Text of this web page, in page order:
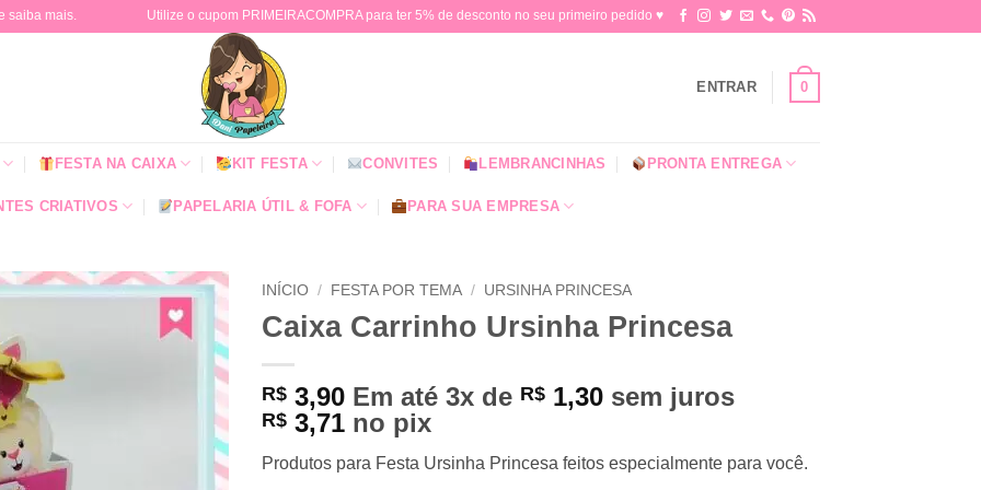
saiba mais. Utilize o cupom PRIMEIRACOMPRA para ter 5% de desconto no seu primeiro pedido ♥​
ENTRAR 0
FESTA NA CAIXA KIT FESTA CONVITES LEMBRANCINHAS PRONTA ENTREGA
CRIATIVOS PAPELARIA ÚTIL & FOFA PARA SUA EMPRESA
INÍCIO / FESTA POR TEMA / URSINHA PRINCESA
Caixa Carrinho Ursinha Princesa
R$ 3,90 Em até 3x de R$ 1,30 sem juros
R$ 3,71 no pix
Produtos para Festa Ursinha Princesa feitos especialmente para você.